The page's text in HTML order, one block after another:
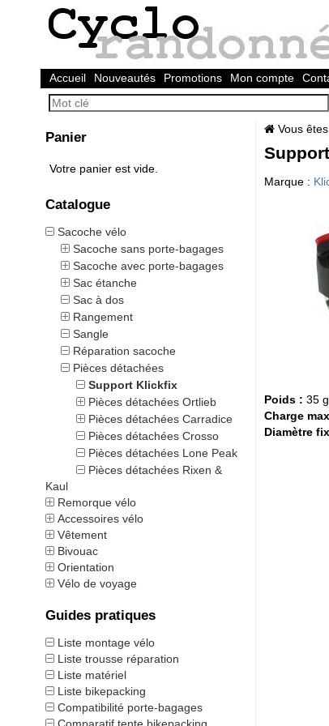
Accueil Nouveautés Promotions Mon compte
Panier
Votre panier est vide.
Catalogue
Sacoche vélo
Sacoche sans porte-bagages
Sacoche avec porte-bagages
Sac étanche
Sac à dos
Rangement
Sangle
Réparation sacoche
Pièces détachées
Support Klickfix
Pièces détachées Ortlieb
Pièces détachées Carradice
Pièces détachées Crosso
Pièces détachées Lone Peak
Pièces détachées Rixen &
Kaul
Remorque vélo
Accessoires vélo
Vêtement
Bivouac
Orientation
Vélo de voyage
Guides pratiques
Liste montage vélo
Liste trousse réparation
Liste matériel
Liste bikepacking
Compatibilité porte-bagages
Vous êtes
Marque :
Poids : 35 g
Charge
Diamètre